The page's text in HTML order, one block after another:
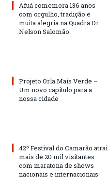
Afuá comemora 136 anos
com orgulho, tradição e
muita alegria na Quadra Dr.
Nelson Salomão
Projeto Orla Mais Verde –
Um novo capítulo para a
nossa cidade
42º Festival do Camarão atrai
mais de 20 mil visitantes
com maratona de shows
nacionais e internacionais